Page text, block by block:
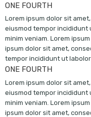
ONE FOURTH
Lorem ipsum dolor sit
eiusmod tempor incididunt
minim veniam. Lorem
ipsum dolor sit amet,
tempor incididunt ut
ONE FOURTH
Lorem ipsum dolor sit
eiusmod tempor incididunt
minim veniam. Lorem
ipsum dolor sit amet,